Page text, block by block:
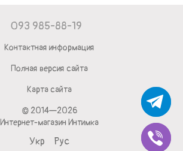
093 985-88-19
Контактная информация
Полная версия сайта
Карта сайта
© 2014—2026
Интернет-магазин Интимка
Укр Рус